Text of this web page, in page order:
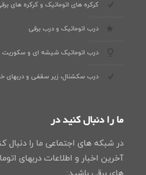
کرکره های اتوماتیک و کرکره های
درب اتوماتیک و درب برقی
درب اتوماتیک شیشه ای و سکوریت
درب سکشنال، زیر سقفی و دربهای
ما را دنبال کنید در
در شبکه های اجتماعی ما را دنبال
آخرین اخبار و اطلاعات دربهای